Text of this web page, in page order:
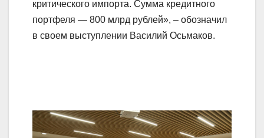
критического импорта. Сумма кредитного
портфеля — 800 млрд рублей», – обозначил
в своем выступлении Василий Осьмаков.